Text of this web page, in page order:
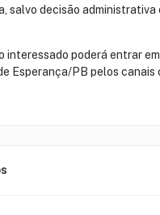
salvo decisão administrativa
interessado poderá entrar
Esperança/PB pelos canais